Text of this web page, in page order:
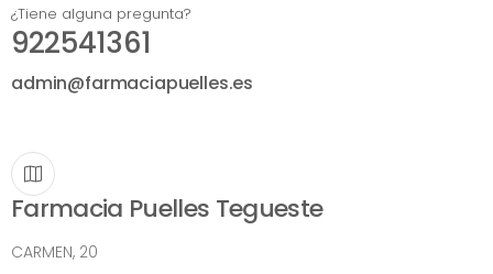
¿Tiene alguna pregunta?
922541361
admin@farmaciapuelles.es
Farmacia Puelles Tegueste
CARMEN, 20